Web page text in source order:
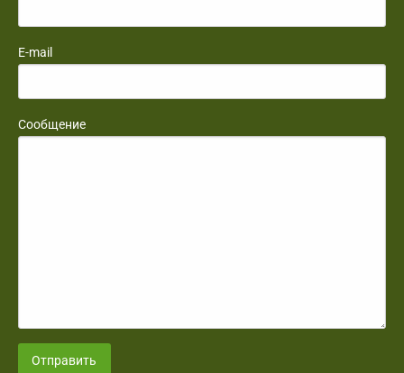
E-mail
Сообщение
Отправить